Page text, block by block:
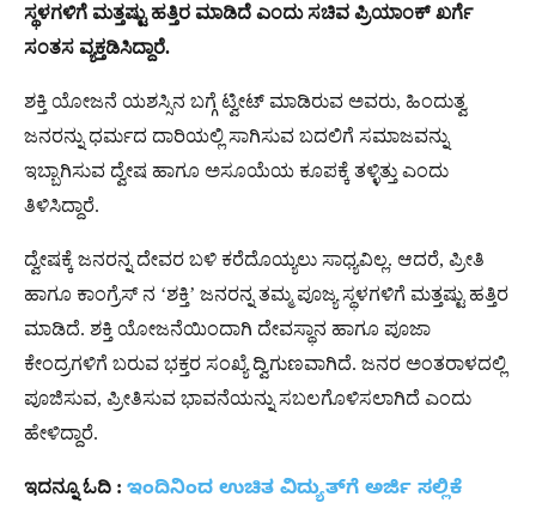
ಸ್ಥಳಗಳಿಗೆ ಮತ್ತಷ್ಟು ಹತ್ತಿರ ಮಾಡಿದೆ ಎಂದು ಸಚಿವ ಪ್ರಿಯಾಂಕ್ ಖರ್ಗೆ
ಸಂತಸ ವ್ಯಕ್ತಡಿಸಿದ್ದಾರೆ.
ಶಕ್ತಿ ಯೋಜನೆ ಯಶಸ್ಸಿನ ಬಗ್ಗೆ ಟ್ವೀಟ್ ಮಾಡಿರುವ ಅವರು, ಹಿಂದುತ್ವ
ಜನರನ್ನು ಧರ್ಮದ ದಾರಿಯಲ್ಲಿ ಸಾಗಿಸುವ ಬದಲಿಗೆ ಸಮಾಜವನ್ನು
ಇಬ್ಬಾಗಿಸುವ ದ್ವೇಷ ಹಾಗೂ ಅಸೂಯೆಯ ಕೂಪಕ್ಕೆ ತಳ್ಳಿತ್ತು ಎಂದು
ತಿಳಿಸಿದ್ದಾರೆ.
ದ್ವೇಷಕ್ಕೆ ಜನರನ್ನ ದೇವರ ಬಳಿ ಕರೆದೊಯ್ಯಲು ಸಾಧ್ಯವಿಲ್ಲ. ಆದರೆ, ಪ್ರೀತಿ
ಹಾಗೂ ಕಾಂಗ್ರೆಸ್ ನ ‘ಶಕ್ತಿ’ ಜನರನ್ನ ತಮ್ಮ ಪೂಜ್ಯ ಸ್ಥಳಗಳಿಗೆ ಮತ್ತಷ್ಟು ಹತ್ತಿರ
ಮಾಡಿದೆ. ಶಕ್ತಿ ಯೋಜನೆಯಿಂದಾಗಿ ದೇವಸ್ಥಾನ ಹಾಗೂ ಪೂಜಾ
ಕೇಂದ್ರಗಳಿಗೆ ಬರುವ ಭಕ್ತರ ಸಂಖ್ಯೆ ದ್ವಿಗುಣವಾಗಿದೆ. ಜನರ ಅಂತರಾಳದಲ್ಲಿ
ಪೂಜಿಸುವ, ಪ್ರೀತಿಸುವ ಭಾವನೆಯನ್ನು ಸಬಲಗೊಳಿಸಲಾಗಿದೆ ಎಂದು
ಹೇಳಿದ್ದಾರೆ.
ಇದನ್ನೂ ಓದಿ : ಇಂದಿನಿಂದ ಉಚಿತ ವಿದ್ಯುತ್‌ಗೆ ಅರ್ಜಿ ಸಲ್ಲಿಕೆ